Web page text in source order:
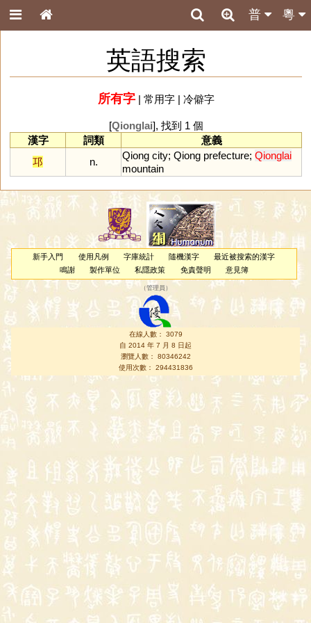
粵
普
英語搜索
所有字| 常用字| 冷僻字
[Qionglai], 找到 1 個
漢字
詞類
意義
邛
n.
Qiong city; Qiong prefecture; Qionglai
mountain
新手入門 使用凡例 字庫統計 隨機漢字
最近被搜索的漢字
鳴謝
製作單位 私隱政策 免責聲明 意見簿
（管理員 ）
在線人數： 3079
自 2014 年 7 月 8 日起
瀏覽人數： 80346242
使用次數： 294431836